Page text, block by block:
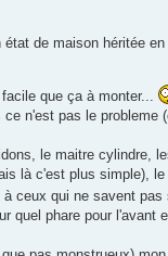
de maison héritée
que ça à monter...
n'est pas le
le maitre cylindre,
là c'est plus simple),
ceux qui ne savent pas
quel phare pour l'avant